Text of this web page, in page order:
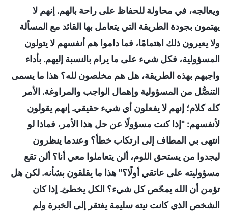
ويعالجه، في محاولة للحفاظ على راحة بالهم. إنهم لا
يهتمون بجودة الطريقة التي يتعامل بها القائد مع المسألة
ولا يعيرون ذلك اهتمامًا، فما داموا هم أنفسهم لا يتولون
المسؤولية، فكل شيء على ما يرام بالنسبة إليهم. بأداء
واجبهم بهذه الطريقة، هل هم مخلصون لله؟ هذا ما يسمى
التنصُّل من المسؤولية وإهمال الواجب والمراوغة. الأمر
كله كلام؛ إنهم لا يفعلون أي شيء حقيقي. إنهم يقولون
لأنفسهم: "إذا كنت مسؤولًا عن حل هذا الأمر، فماذا لو
انتهى بي المطاف إلى ارتكاب خطأ؟ وعندما ينظرون
ليجدوا من يستحق اللوم، ألن يتعاملوا معي أنا؟ ألن تقع
مسؤوليته على عاتقي أولًا؟" هذا ما يقلقون بشأنه. لكن هل
تؤمن أن الله يمحّص كل شيء؟ الكل يخطئ. إذا كان
الشخص الذي كانت نيته سليمة يفتقر إلى الخبرة ولم